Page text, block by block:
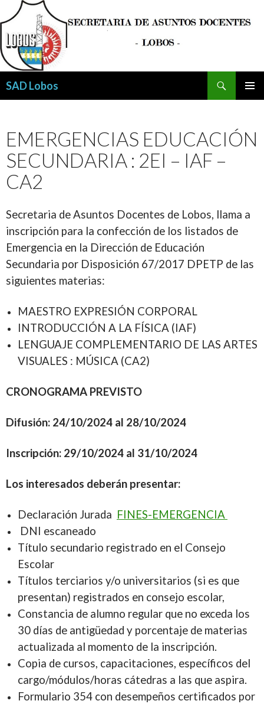
SAD Lobos
EMERGENCIAS EDUCACIÓN
SECUNDARIA : 2EI – IAF –
CA2
Secretaria de Asuntos Docentes de Lobos, llama a
inscripción para la confección de los listados de
Emergencia en la Dirección de Educación
Secundaria por Disposición 67/2017 DPETP de las
siguientes materias:
MAESTRO EXPRESIÓN CORPORAL
INTRODUCCIÓN A LA FÍSICA (IAF)
LENGUAJE COMPLEMENTARIO DE LAS ARTES
VISUALES : MÚSICA (CA2)
CRONOGRAMA PREVISTO
Difusión: 24/10/2024 al 28/10/2024
Inscripción: 29/10/2024 al 31/10/2024
Los interesados deberán presentar:
Declaración Jurada FINES-EMERGENCIA
DNI escaneado
Título secundario registrado en el Consejo
Escolar
Títulos terciarios y/o universitarios (si es que
presentan) registrados en consejo escolar,
Constancia de alumno regular que no exceda los
30 días de antigüedad y porcentaje de materias
actualizada al momento de la inscripción.
Copia de cursos, capacitaciones, específicos del
cargo/módulos/horas cátedras a las que aspira.
Formulario 354 con desempeños certificados por